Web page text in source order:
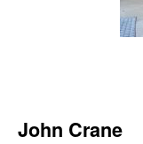
John Crane